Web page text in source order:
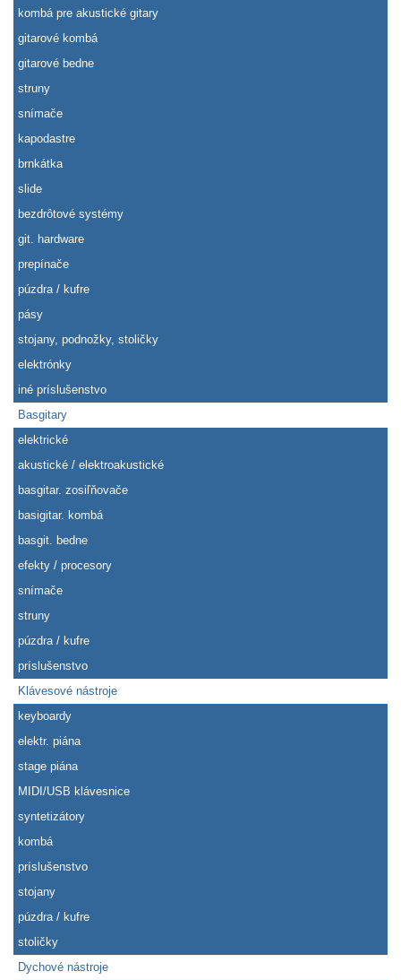
kombá pre akustické gitary
gitarové kombá
gitarové bedne
struny
snímače
kapodastre
brnkátka
slide
bezdrôtové systémy
git. hardware
prepínače
púzdra / kufre
pásy
stojany, podnožky, stoličky
elektrónky
iné príslušenstvo
Basgitary
elektrické
akustické / elektroakustické
basgitar. zosiľňovače
basigitar. kombá
basgit. bedne
efekty / procesory
snímače
struny
púzdra / kufre
príslušenstvo
Klávesové nástroje
keyboardy
elektr. piána
stage piána
MIDI/USB klávesnice
syntetizátory
kombá
príslušenstvo
stojany
púzdra / kufre
stoličky
Dychové nástroje